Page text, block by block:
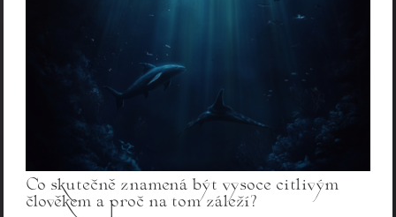
Co skutečně znamená být vysoce citlivým
člověkem a proč na tom záleží?